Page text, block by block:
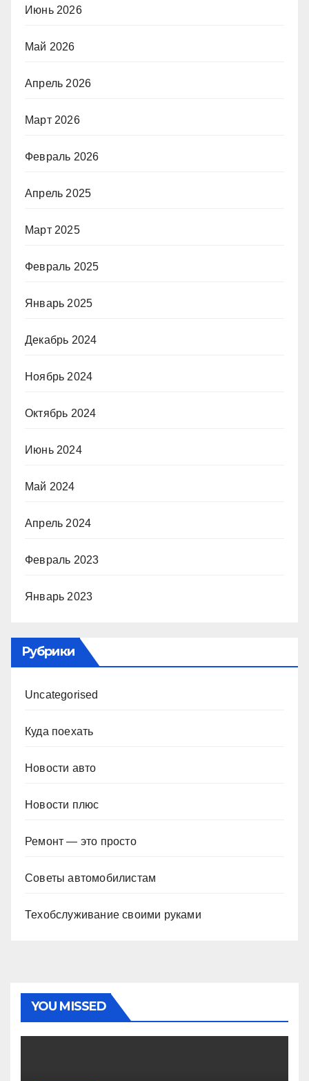
Июнь 2026
Май 2026
Апрель 2026
Март 2026
Февраль 2026
Апрель 2025
Март 2025
Февраль 2025
Январь 2025
Декабрь 2024
Ноябрь 2024
Октябрь 2024
Июнь 2024
Май 2024
Апрель 2024
Февраль 2023
Январь 2023
Рубрики
Uncategorised
Куда поехать
Новости авто
Новости плюс
Ремонт — это просто
Советы автомобилистам
Техобслуживание своими руками
YOU MISSED